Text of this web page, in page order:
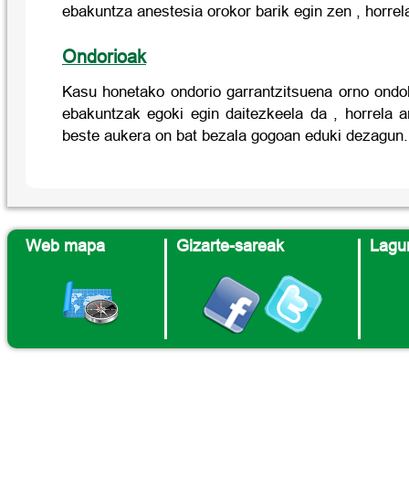
ebakuntza anestesia orokor barik egin zen ,
Ondorioak
Kasu honetako ondorio garrantzitsuena orno
ebakuntzak egoki egin daitezkeela da , horrela
beste aukera on bat bezala gogoan eduki dezagun.
Web mapa Gizarte-sareak